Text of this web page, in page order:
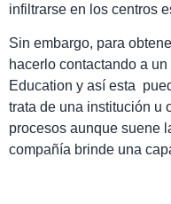
infiltrarse en los centros
Sin embargo, para
hacerlo contactando a
Education y así esta
trata de una institución u
procesos aunque suene
compañía brinde una